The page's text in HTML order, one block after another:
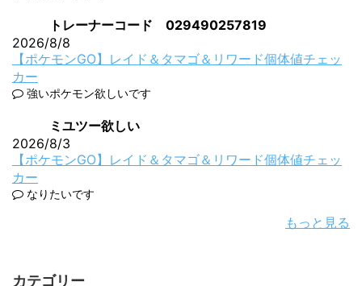
トレーナーコード 029490257819
2026/8/8
【ポケモンGO】レイド＆タマゴ＆リワード個体値チェッ
カー
強いポケモン欲しいです
ミユツー欲しい
2026/8/3
【ポケモンGO】レイド＆タマゴ＆リワード個体値チェッ
カー
なりたいです
もっと見る
カテゴリー